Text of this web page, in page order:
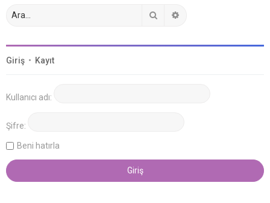
Giriş • Kayıt
Kullanıcı adı:
Şifre:
Beni hatırla